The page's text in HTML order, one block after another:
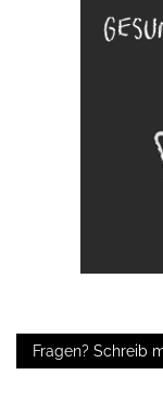
Fragen? Schreib